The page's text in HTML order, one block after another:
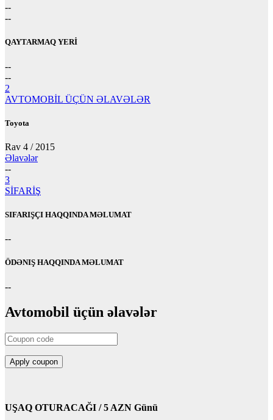
--
--
QAYTARMAQ YERİ
--
--
2
AVTOMOBİL ÜÇÜN ƏLAVƏLƏR
Toyota
Rav 4 / 2015
Əlavələr
--
3
SİFARİŞ
SIFARIŞÇI HAQQINDA MƏLUMAT
--
ÖDƏNIŞ HAQQINDA MƏLUMAT
--
Avtomobil üçün əlavələr
UŞAQ OTURACAĞI / 5 AZN Günü